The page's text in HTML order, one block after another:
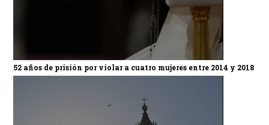
52 años de prisión por violar a cuatro mujeres entre 2014 y 2018